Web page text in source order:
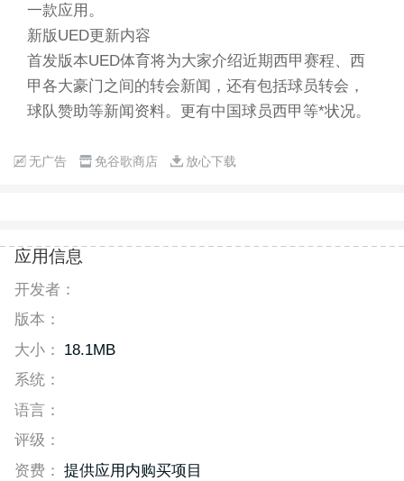
一款应用。
新版UED更新内容
首发版本UED体育将为大家介绍近期西甲赛程、西
甲各大豪门之间的转会新闻，还有包括球员转会，
球队赞助等新闻资料。更有中国球员西甲等*状况。
无广告 免谷歌商店 放心下载
应用信息
开发者：
版本：
大小：
18.1MB
系统：
语言：
评级：
资费： 提供应用内购买项目